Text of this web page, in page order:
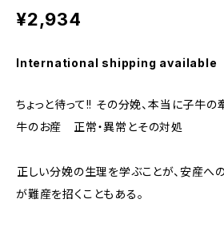
¥2,934
International shipping available
ちょっと待って!! その分娩、本当に子牛
牛のお産 正常・異常とその対処
――正しい分娩の生理を学ぶことが、安産
が難産を招くこともある。